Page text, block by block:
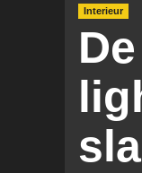
Interieur